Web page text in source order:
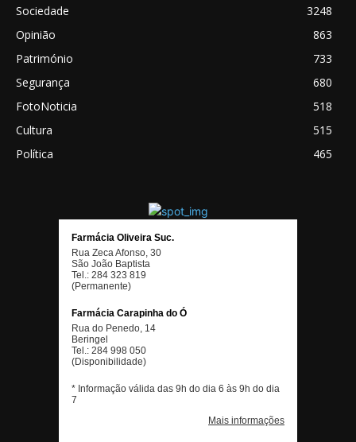
Sociedade
3248
Opinião
863
Património
733
Segurança
680
FotoNoticia
518
Cultura
515
Política
465